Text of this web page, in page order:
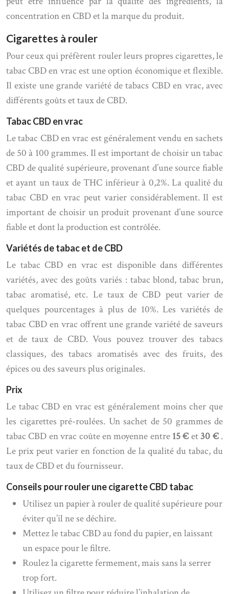
concentration en CBD et la marque du produit.
Cigarettes à rouler
Pour ceux qui préfèrent rouler leurs propres cigarettes, le
tabac CBD en vrac est une option économique et flexible.
Il existe une grande variété de tabacs CBD en vrac, avec
différents goûts et taux de CBD.
Tabac CBD en vrac
Le tabac CBD en vrac est généralement vendu en sachets
de 50 à 100 grammes. Il est important de choisir un tabac
CBD de qualité supérieure, provenant d’une source fiable
et ayant un taux de THC inférieur à 0,2%. La qualité du
tabac CBD en vrac peut varier considérablement. Il est
important de choisir un produit provenant d’une source
fiable et dont la production est contrôlée.
Variétés de tabac et de CBD
Le tabac CBD en vrac est disponible dans différentes
variétés, avec des goûts variés : tabac blond, tabac brun,
tabac aromatisé, etc. Le taux de CBD peut varier de
quelques pourcentages à plus de 10%. Les variétés de
tabac CBD en vrac offrent une grande variété de saveurs
et de taux de CBD. Vous pouvez trouver des tabacs
classiques, des tabacs aromatisés avec des fruits, des
épices ou des saveurs plus originales.
Prix
Le tabac CBD en vrac est généralement moins cher que
les cigarettes pré-roulées. Un sachet de 50 grammes de
tabac CBD en vrac coûte en moyenne entre 15 € et30 € .
Le prix peut varier en fonction de la qualité du tabac, du
taux de CBD et du fournisseur.
Conseils pour rouler une cigarette CBD tabac
Utilisez un papier à rouler de qualité supérieure pour
éviter qu’il ne se déchire.
Mettez le tabac CBD au fond du papier, en laissant
un espace pour le filtre.
Roulez la cigarette fermement, mais sans la serrer
trop fort.